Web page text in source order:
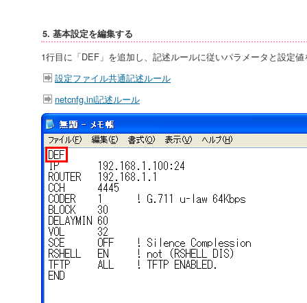
5. 基本設定を編集する
1行目に「DEF」を追加し、記述ルールに従いパラメータと設定
設定ファイル共通記述ルール
netcnfg.ini記述ルール